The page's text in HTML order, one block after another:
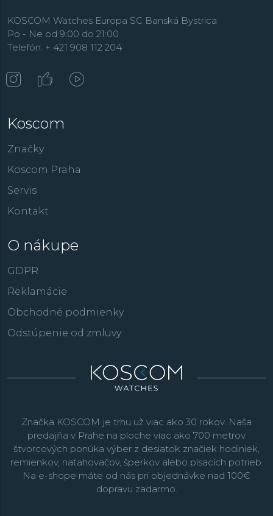
KOSCOM Watches Europa SC Banská Bystrica
Po - Ne od 9:00 do 21:00
Telefón: + 421 908 112 204
Koscom
Značky
Koscom Praha
Servis
Kontakt
O nákupe
GDPR
Reklamácie
Obchodné podmienky
Odstúpenie od zmluvy
Značka KOSCOM je trhu už viac ako 30 rokov. Naša
predajňa v Prahe na ploche viac ako 700 metrov
štvorcových ponúka výber z desiatok značiek hodiniek,
remienkov, naťahovačov, šperkov alebo písacích potrieb.
Na e-shope máte od nás pri objednávke nad 100€
dopravu zadarmo.